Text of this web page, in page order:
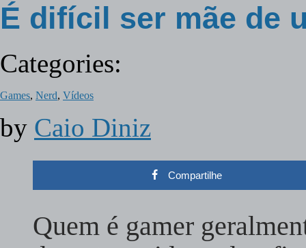
É difícil ser mãe de
Categories:
Games, Nerd, Vídeos
by Caio Diniz
Compartilhe
Quem é gamer